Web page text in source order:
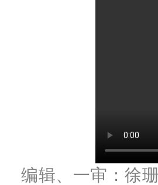
编辑、一审：徐